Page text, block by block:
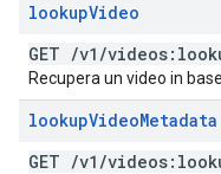
lookupVideo
GET /v1 /
Recupera un video in
lookupVideoMetadata
GET /v1 /